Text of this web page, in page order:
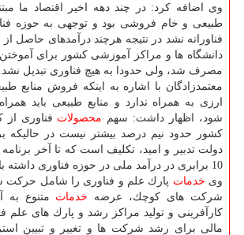
وی اضافه كرد: در چند دهه اخیر اقتصاد ما
طبیعی و خام فروشی بود و توجهی به حوزه
فناورانه نشد در نتیجه هرچند درآمدهای حاصل
دانشگاه ها و مراكز آموزشی كشور برای
مصرف شد، ولی حدودا به هیچ فناوری تبدیل نشد.
معتمدزادگان با اشاره به اینكه فروش منابع
ارزی به همراه ندارد و منابع طبیعی باید
شود، اظهار داشت: سهم محصولات فناوری
كشور حدود نیم درصد بیشتر نیست در حالیكه
دولت تدبیر و امید، تكلیف است كه تا آخر
10 برابری در درآمد ملی در حوزه فناوری داشته باشیم.
وی خدمات پارك علم و فناوری را شامل حركت
شركت های كوچك، عرضه خدمات متنوع به
كارآفرینی و تولید مراكز رشد و پارك های علم
مالی برای رشد شركت ها و تغییر و تبیین